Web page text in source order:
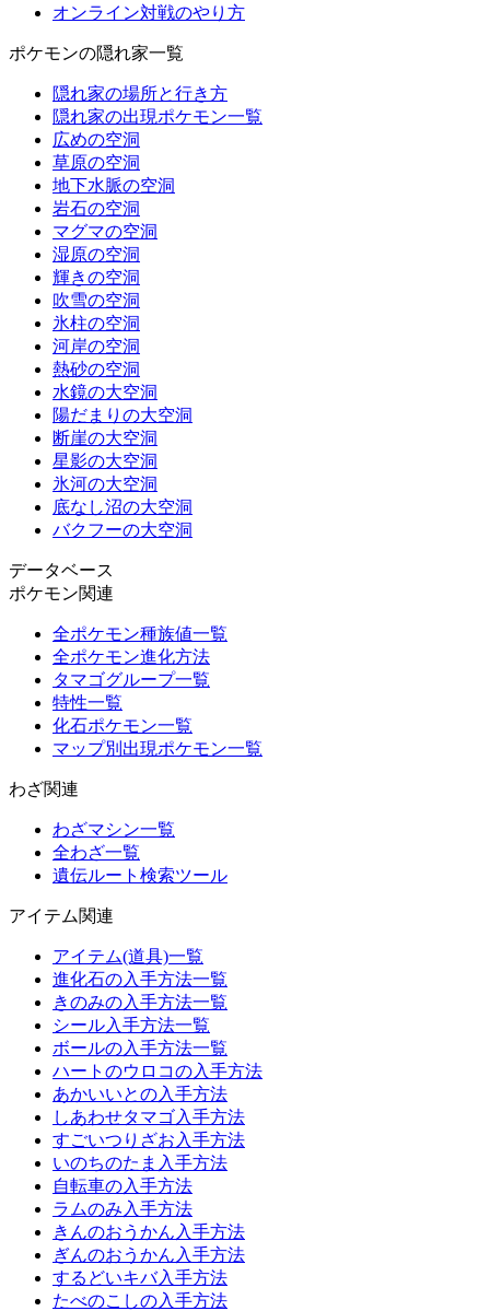
オンライン対戦のやり方
ポケモンの隠れ家一覧
隠れ家の場所と行き方
隠れ家の出現ポケモン一覧
広めの空洞
草原の空洞
地下水脈の空洞
岩石の空洞
マグマの空洞
湿原の空洞
輝きの空洞
吹雪の空洞
氷柱の空洞
河岸の空洞
熱砂の空洞
水鏡の大空洞
陽だまりの大空洞
断崖の大空洞
星影の大空洞
氷河の大空洞
底なし沼の大空洞
バクフーの大空洞
データベース
ポケモン関連
全ポケモン種族値一覧
全ポケモン進化方法
タマゴグループ一覧
特性一覧
化石ポケモン一覧
マップ別出現ポケモン一覧
わざ関連
わざマシン一覧
全わざ一覧
遺伝ルート検索ツール
アイテム関連
アイテム(道具)一覧
進化石の入手方法一覧
きのみの入手方法一覧
シール入手方法一覧
ボールの入手方法一覧
ハートのウロコの入手方法
あかいいとの入手方法
しあわせタマゴ入手方法
すごいつりざお入手方法
いのちのたま入手方法
自転車の入手方法
ラムのみ入手方法
きんのおうかん入手方法
ぎんのおうかん入手方法
するどいキバ入手方法
たべのこしの入手方法